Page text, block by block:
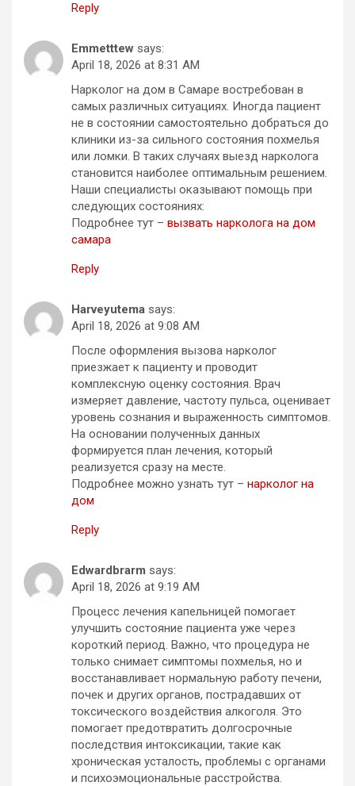
Reply
Emmetttew says:
April 18, 2026 at 8:31 AM
Нарколог на дом в Самаре востребован в
самых различных ситуациях. Иногда пациент
не в состоянии самостоятельно добраться до
клиники из-за сильного состояния похмелья
или ломки. В таких случаях выезд нарколога
становится наиболее оптимальным решением.
Наши специалисты оказывают помощь при
следующих состояниях:
Подробнее тут – вызвать нарколога на дом
самара
Reply
Harveyutema says:
April 18, 2026 at 9:08 AM
После оформления вызова нарколог
приезжает к пациенту и проводит
комплексную оценку состояния. Врач
измеряет давление, частоту пульса, оценивает
уровень сознания и выраженность симптомов.
На основании полученных данных
формируется план лечения, который
реализуется сразу на месте.
Подробнее можно узнать тут – нарколог на
дом
Reply
Edwardbrarm says:
April 18, 2026 at 9:19 AM
Процесс лечения капельницей помогает
улучшить состояние пациента уже через
короткий период. Важно, что процедура не
только снимает симптомы похмелья, но и
восстанавливает нормальную работу печени,
почек и других органов, пострадавших от
токсического воздействия алкоголя. Это
помогает предотвратить долгосрочные
последствия интоксикации, такие как
хроническая усталость, проблемы с органами
и психоэмоциональные расстройства.